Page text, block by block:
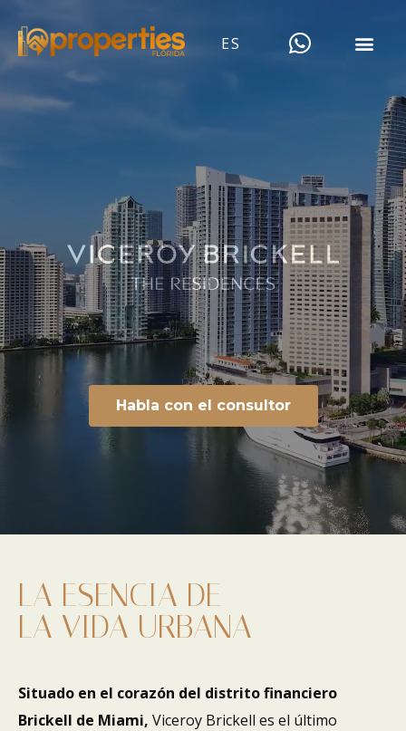
ES
Habla con el consultor
LA ESENCIA DE
LA VIDA URBANA
Situado en el corazón del distrito financiero
Brickell de Miami, Viceroy Brickell es el último